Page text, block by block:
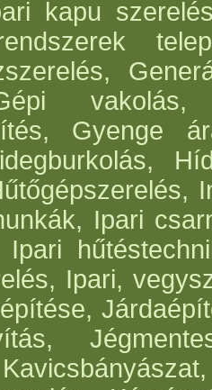
kapu
vakolás,
Gyenge
Ipari
Ipari
Ipari,